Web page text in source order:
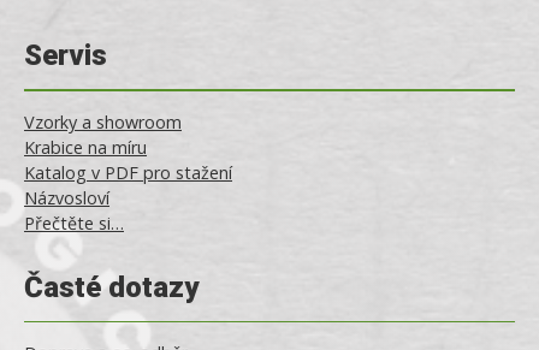
Servis
Vzorky a showroom
Krabice na míru
Katalog v PDF pro stažení
Názvosloví
Přečtěte si…
Časté dotazy